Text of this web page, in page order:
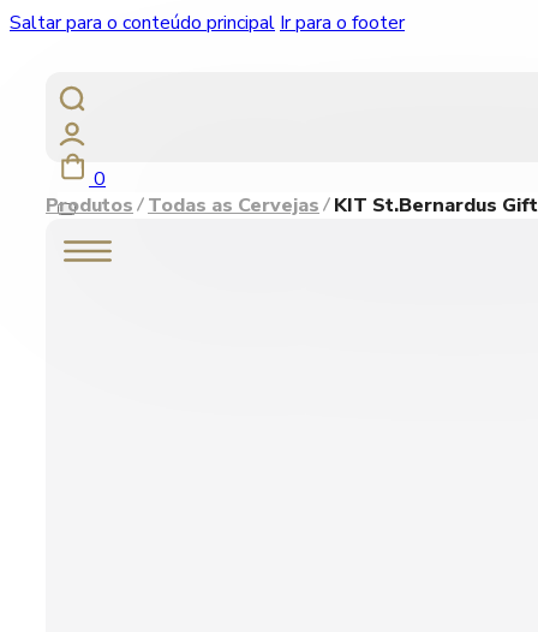
Saltar para o conteúdo principal Ir para o footer
0
Produtos
Todas as Cervejas KIT St.Bernardus